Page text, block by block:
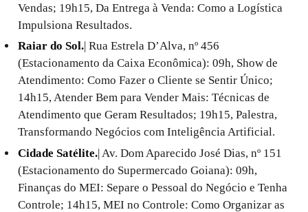
Vendas; 19h15, Da Entrega à Venda: Como a Logística
Impulsiona Resultados.
Raiar do Sol.| Rua Estrela D’Alva, nº 456
(Estacionamento da Caixa Econômica): 09h, Show de
Atendimento: Como Fazer o Cliente se Sentir Único;
14h15, Atender Bem para Vender Mais: Técnicas de
Atendimento que Geram Resultados; 19h15, Palestra,
Transformando Negócios com Inteligência Artificial.
Cidade Satélite.| Av. Dom Aparecido José Dias, nº 151
(Estacionamento do Supermercado Goiana): 09h,
Finanças do MEI: Separe o Pessoal do Negócio e Tenha
Controle; 14h15, MEI no Controle: Como Organizar as